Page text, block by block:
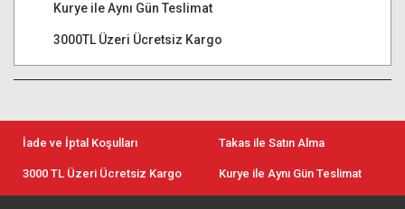
Kurye ile Aynı Gün Teslimat
3000TL Üzeri Ücretsiz Kargo
İade ve İptal Koşulları Takas ile Satın Alma
3000 TL Üzeri Ücretsiz Kargo Kurye ile Aynı Gün Teslimat